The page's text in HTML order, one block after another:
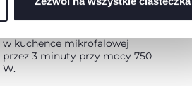
wodą do zaznaczonej linii,
umieść smoczki w etui i
w kuchence mikrofalowej
przez 3 minuty przy mocy 750
W.